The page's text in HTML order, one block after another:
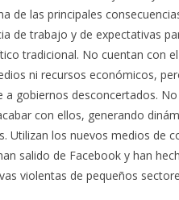
de las principales
de trabajo y de expectativas
tradicional. No cuentan con
ni recursos económicos,
gobiernos desconcertados.
con ellos, generando
Utilizan los nuevos medios de
salido de Facebook y han
violentas de pequeños